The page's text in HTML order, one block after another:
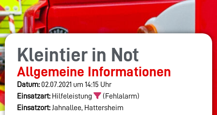
Kleintier in Not
Allgemeine Informationen
Datum: 02.07.2021 um 14:15 Uhr
Einsatzart: Hilfeleistung
(Fehlalarm)
Einsatzort: Jahnallee, Hattersheim